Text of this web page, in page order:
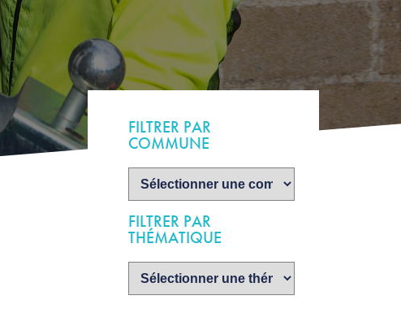
FILTRER PAR
COMMUNE
FILTRER PAR
THÉMATIQUE